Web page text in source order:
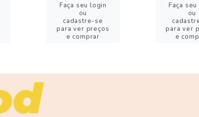
Faça seu login
ou
cadastre-se
para ver preços
e comprar
Faça
ou
para ver
e